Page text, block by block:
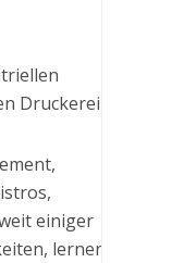
Druckerei
einiger
lernen